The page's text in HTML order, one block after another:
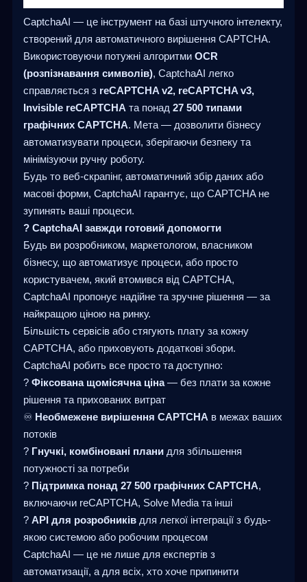
CaptchaAI — це інструмент на базі штучного інтелекту,
створений для автоматичного вирішення CAPTCHA.
Використовуючи потужні алгоритми OCR
(розпізнавання символів), CaptchaAI легко
справляється з reCAPTCHA v2, reCAPTCHA v3,
Invisible reCAPTCHA та понад 27 500 типами
графічних CAPTCHA. Мета — дозволити бізнесу
автоматизувати процеси, зберігаючи безпеку та
мінімізуючи ручну роботу.
Будь то веб-скрапінг, автоматичний збір даних або
масові форми, CaptchaAI гарантує, що CAPTCHA не
зупинять ваші процеси.
? CaptchaAI завжди готовий допомогти
Будь ви розробником, маркетологом, власником
бізнесу, що автоматизує процеси, або просто
користувачем, який втомився від CAPTCHA,
CaptchaAI пропонує надійне та зручне рішення — за
найкращою ціною на ринку.
Більшість сервісів або стягують плату за кожну
CAPTCHA, або приховують додаткові збори.
CaptchaAI робить все просто та доступно:
? Фіксована щомісячна ціна— без плати за кожне
рішення та прихованих витрат
♾️ Необмежене вирішення CAPTCHA в межах ваших
потоків
? Гнучкі, комбіновані плани для збільшення
потужності за потреби
?️ Підтримка понад 27 500 графічних CAPTCHA,
включаючи reCAPTCHA, Solve Media та інші
? API для розробників для легкої інтеграції з будь-
якою системою або робочим процесом
CaptchaAI — це не лише для експертів з
автоматизації, а для всіх, хто хоче припинити